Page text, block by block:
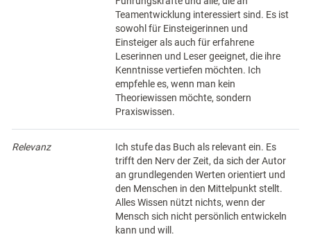
Teamentwicklung interessiert sind. Es ist
sowohl für Einsteigerinnen und
Einsteiger als auch für erfahrene
Leserinnen und Leser geeignet, die ihre
Kenntnisse vertiefen möchten. Ich
empfehle es, wenn man kein
Theoriewissen möchte, sondern
Praxiswissen.
Relevanz
Ich stufe das Buch als relevant ein. Es
trifft den Nerv der Zeit, da sich der Autor
an grundlegenden Werten orientiert und
den Menschen in den Mittelpunkt stellt.
Alles Wissen nützt nichts, wenn der
Mensch sich nicht persönlich entwickeln
kann und will.